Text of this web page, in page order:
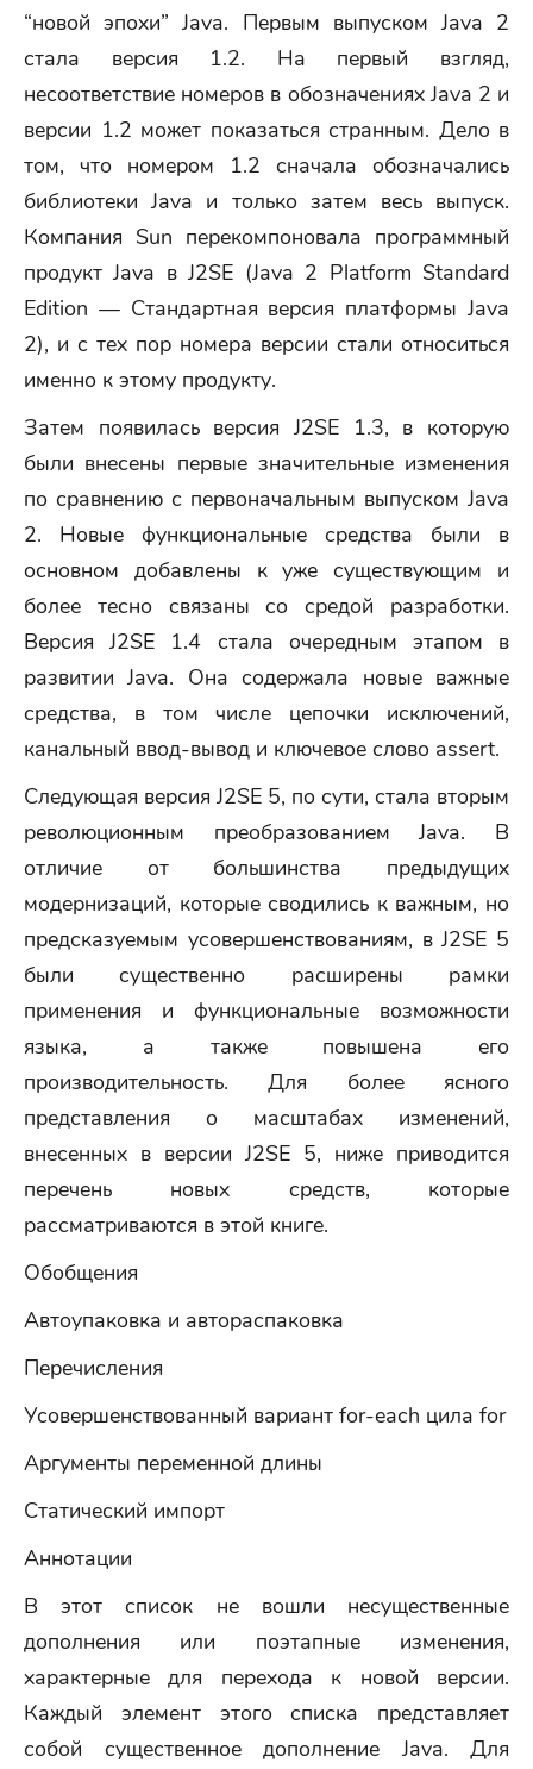
“новой эпохи” Java. Первым выпуском Java 2
стала версия 1.2. На первый взгляд,
несоответствие номеров в обозначениях Java 2 и
версии 1.2 может показаться странным. Дело в
том, что номером 1.2 сначала обозначались
библиотеки Java и только затем весь выпуск.
Компания Sun перекомпоновала программный
продукт Java в J2SE (Java 2 Platform Standard
Edition — Стандартная версия платформы Java
2), и с тех пор номера версии стали относиться
именно к этому продукту.
Затем появилась версия J2SE 1.3, в которую
были внесены первые значительные изменения
по сравнению с первоначальным выпуском Java
2. Новые функциональные средства были в
основном добавлены к уже существующим и
более тесно связаны со средой разработки.
Версия J2SE 1.4 стала очередным этапом в
развитии Java. Она содержала новые важные
средства, в том числе цепочки исключений,
канальный ввод-вывод и ключевое слово assert.
Следующая версия J2SE 5, по сути, стала вторым
революционным преобразованием Java. В
отличие от большинства предыдущих
модернизаций, которые сводились к важным, но
предсказуемым усовершенствованиям, в J2SE 5
были существенно расширены рамки
применения и функциональные возможности
языка, а также повышена его
производительность. Для более ясного
представления о масштабах изменений,
внесенных в версии J2SE 5, ниже приводится
перечень новых средств, которые
рассматриваются в этой книге.
Обобщения
Автоупаковка и автораспаковка
Перечисления
Усовершенствованный вариант for-each цила for
Аргументы переменной длины
Статический импорт
Аннотации
В этот список не вошли несущественные
дополнения или поэтапные изменения,
характерные для перехода к новой версии.
Каждый элемент этого списка представляет
собой существенное дополнение Java. Для